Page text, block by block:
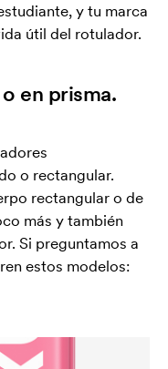
y tu marca
útil del rotulador.
en prisma.
o rectangular.
rectangular o de
más y también
Si preguntamos a
estos modelos: